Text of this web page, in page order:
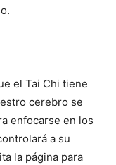
el Tai Chi tiene
cerebro se
enfocarse en los
a su
la página para